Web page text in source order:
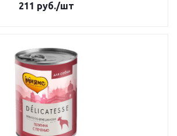
211 руб./шт